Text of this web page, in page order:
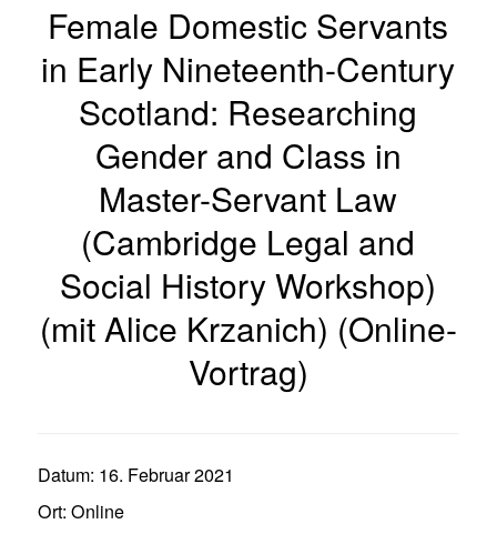
Female Domestic Servants
in Early Nineteenth-Century
Scotland: Researching
Gender and Class in
Master-Servant Law
(Cambridge Legal and
Social History Workshop)
(mit Alice Krzanich) (Online-
Vortrag)
Datum: 16. Februar 2021
Ort: Online